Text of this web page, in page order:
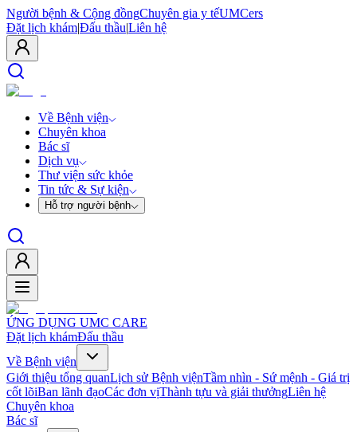
Người bệnh & Cộng đồngChuyên gia y tếUMCers
Đặt lịch khám|Đấu thầu|Liên hệ
Về Bệnh viện
Chuyên khoa
Bác sĩ
Dịch vụ
Thư viện sức khỏe
Tin tức & Sự kiện
Hỗ trợ người bệnh
ỨNG DỤNG UMC CARE
Đặt lịch khámĐấu thầu
Về Bệnh viện
Giới thiệu tổng quanLịch sử Bệnh việnTầm nhìn - Sứ mệnh - Giá trị
cốt lõiBan lãnh đạoCác đơn vịThành tựu và giải thưởngLiên hệ
Chuyên khoa
Bác sĩ